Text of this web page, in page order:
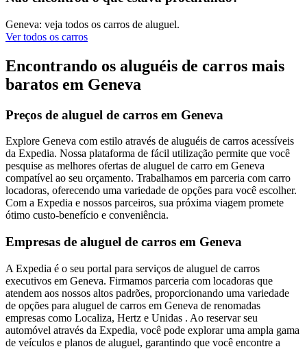
Geneva: veja todos os carros de aluguel.
Ver todos os carros
Encontrando os aluguéis de carros mais
baratos em Geneva
Preços de aluguel de carros em Geneva
Explore Geneva com estilo através de aluguéis de carros acessíveis
da Expedia. Nossa plataforma de fácil utilização permite que você
pesquise as melhores ofertas de aluguel de carro em Geneva
compatível ao seu orçamento. Trabalhamos em parceria com carro
locadoras, oferecendo uma variedade de opções para você escolher.
Com a Expedia e nossos parceiros, sua próxima viagem promete
ótimo custo-benefício e conveniência.
Empresas de aluguel de carros em Geneva
A Expedia é o seu portal para serviços de aluguel de carros
executivos em Geneva. Firmamos parceria com locadoras que
atendem aos nossos altos padrões, proporcionando uma variedade
de opções para aluguel de carros em Geneva de renomadas
empresas como Localiza, Hertz e Unidas . Ao reservar seu
automóvel através da Expedia, você pode explorar uma ampla gama
de veículos e planos de aluguel, garantindo que você encontre a